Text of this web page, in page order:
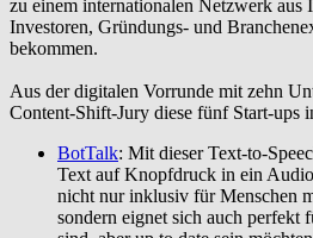
zu einem internationalen Netzwerk aus
Investoren, Gründungs- und
bekommen.
Aus der digitalen Vorrunde mit zehn
Content-Shift-Jury diese fünf Start-ups
BotTalk: Mit dieser Text-to-
Text auf Knopfdruck in ein
nicht nur inklusiv für Menschen
sondern eignet sich auch perfekt